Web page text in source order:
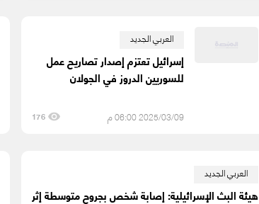
العربي الجديد
إسرائيل تعتزم إصدار تصاريح عمل
للسوريين الدروز في الجولان
2025/03/09 06:00 م 176
العربي الجديد
هيئة البث الإسرائيلية: إصابة شخص بجروح متوسطة إثر